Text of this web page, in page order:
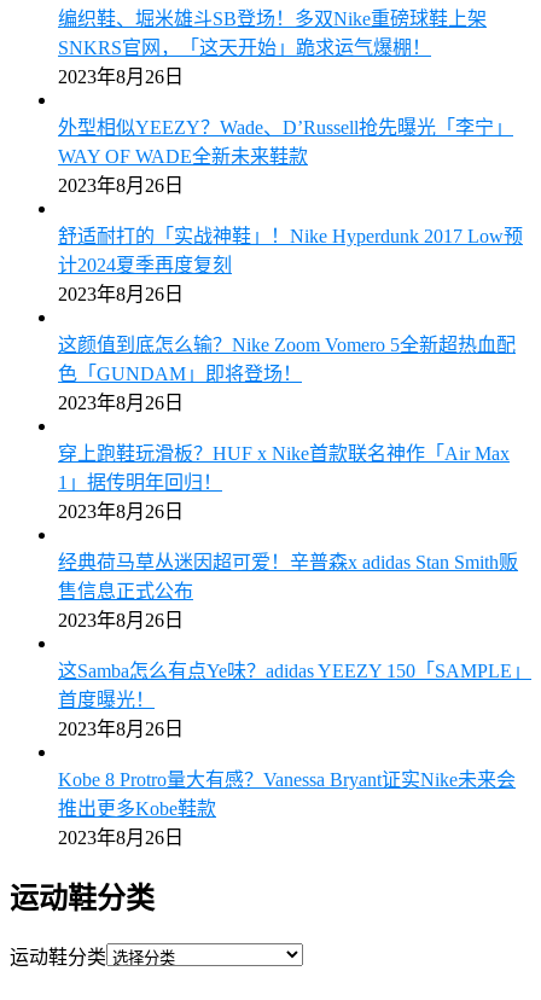
编织鞋、堀米雄斗SB登场！多双Nike重磅球鞋上架
SNKRS官网，「这天开始」跪求运气爆棚！
2023年8月26日
外型相似YEEZY？Wade、D’Russell抢先曝光「李宁」
WAY OF WADE全新未来鞋款
2023年8月26日
舒适耐打的「实战神鞋」！Nike Hyperdunk 2017 Low预
计2024夏季再度复刻
2023年8月26日
这颜值到底怎么输？Nike Zoom Vomero 5全新超热血配
色「GUNDAM」即将登场！
2023年8月26日
穿上跑鞋玩滑板？HUF x Nike首款联名神作「Air Max
1」据传明年回归！
2023年8月26日
经典荷马草丛迷因超可爱！辛普森x adidas Stan Smith贩
售信息正式公布
2023年8月26日
这Samba怎么有点Ye味？adidas YEEZY 150「SAMPLE」
首度曝光！
2023年8月26日
Kobe 8 Protro量大有感？Vanessa Bryant证实Nike未来会
推出更多Kobe鞋款
2023年8月26日
运动鞋分类
运动鞋分类